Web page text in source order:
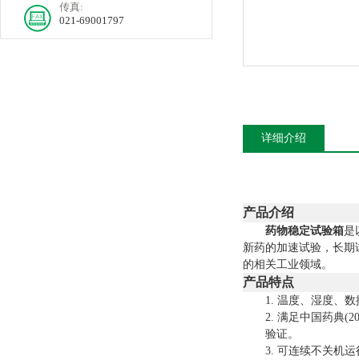
传真:
021-69001797
详细介绍
产品介绍
药物稳定试验箱是
新药的加速试验，长
的相关工业领域。
产品特点
1. 温度、湿度、
2. 满足中国药典
验证。
3. 可连续不关机运